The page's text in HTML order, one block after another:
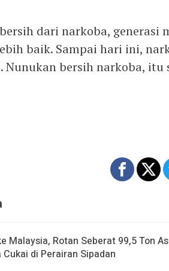
dari narkoba, generasi
baik. Sampai hari ini,
Nunukan bersih narkoba,
Malaysia, Rotan Seberat 99,5 Ton
di Perairan Sipadan